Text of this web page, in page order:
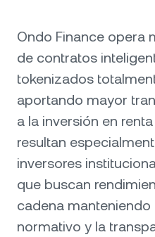
Ondo Finance opera
de contratos
tokenizados
aportando mayor
a la inversión en
resultan
inversores
que buscan
cadena
normativo y la